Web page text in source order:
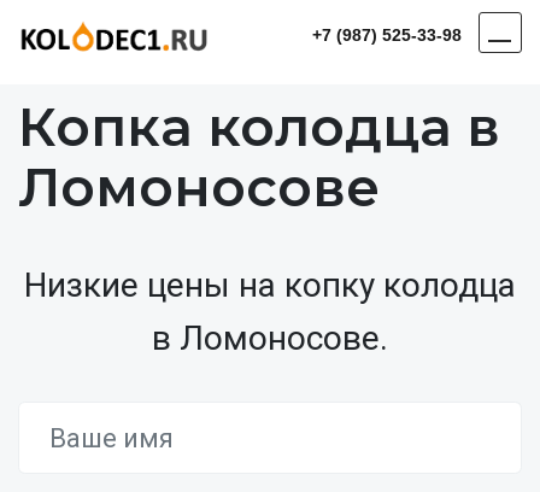
+7 (987) 525-33-98
Копка колодца в
Ломоносове
Низкие цены на копку колодца
в Ломоносове.